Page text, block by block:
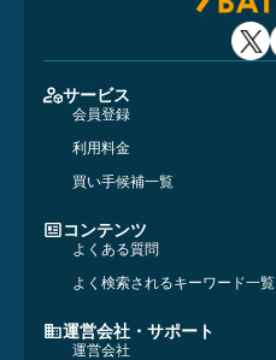
サービス
会員登録
利用料金
買い手候補一覧
コンテンツ
よくある質問
よく検索されるキーワード一覧
運営会社・サポート
運営会社